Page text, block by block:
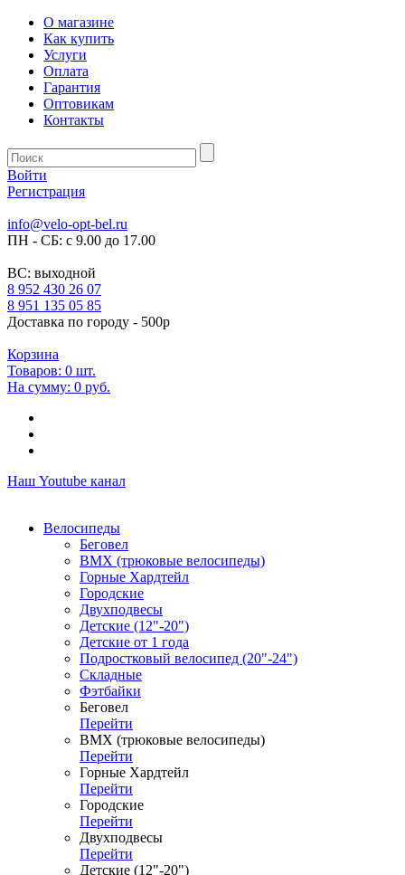
О магазине
Как купить
Услуги
Оплата
Гарантия
Оптовикам
Контакты
Войти
Регистрация
info@velo-opt-bel.ru
ПН - СБ: с 9.00 до 17.00
ВС: выходной
8 952 430 26 07
8 951 135 05 85
Доставка по городу - 500р
Корзина
Товаров: 0 шт.
На сумму: 0 руб.
Наш Youtube канал
Велосипеды
Беговел
ВМХ (трюковые велосипеды)
Горные Хардтейл
Городские
Двухподвесы
Детские (12"-20")
Детские от 1 года
Подростковый велосипед (20"-24")
Складные
Фэтбайки
Беговел
Перейти
ВМХ (трюковые велосипеды)
Перейти
Горные Хардтейл
Перейти
Городские
Перейти
Двухподвесы
Перейти
Детские (12"-20")